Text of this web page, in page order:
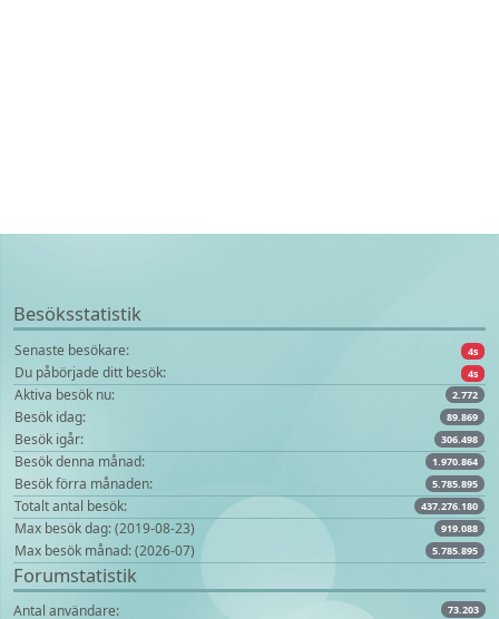
Besöksstatistik
Senaste besökare: 4s
Du påbörjade ditt besök: 4s
Aktiva besök nu: 2.772
Besök idag: 89.869
Besök igår: 306.498
Besök denna månad: 1.970.864
Besök förra månaden: 5.785.895
Totalt antal besök: 437.276.180
Max besök dag: (2019-08-23) 919.088
Max besök månad: (2026-07) 5.785.895
Forumstatistik
Antal användare: 73.203